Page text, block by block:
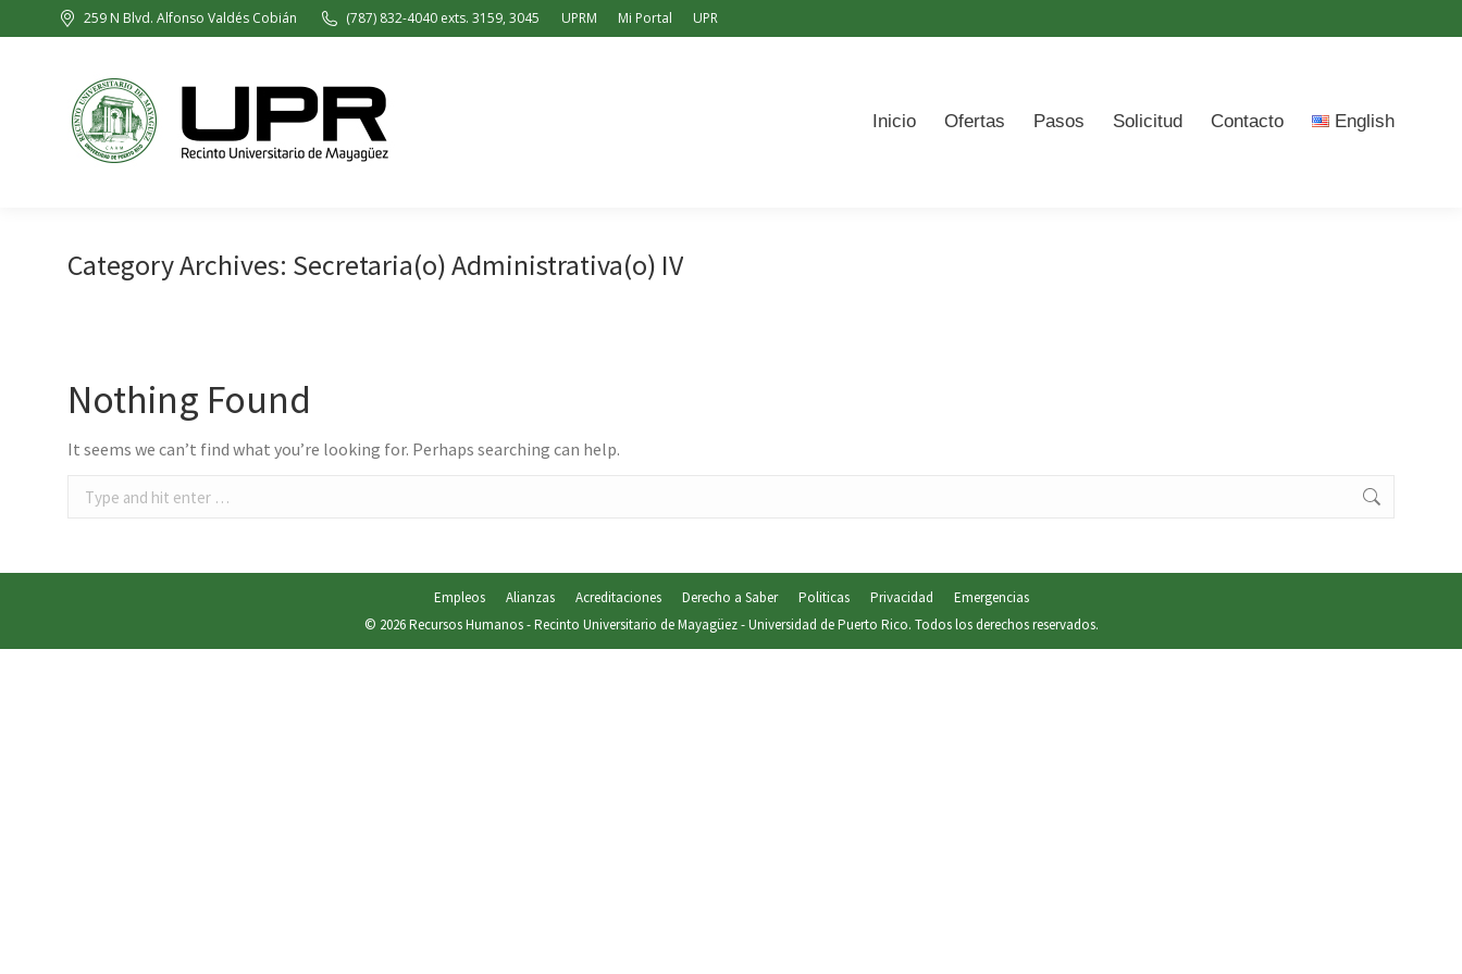
259 N Blvd. Alfonso Valdés Cobián (787) 832-4040 exts. 3159, 3045 UPRM Mi Portal UPR
Inicio Ofertas Pasos Solicitud Contacto English
Category Archives: Secretaria(o) Administrativa(o) IV
Nothing Found
It seems we can’t find what you’re looking for. Perhaps searching can help.
Search:
Empleos Alianzas Acreditaciones Derecho a Saber Politicas Privacidad
Emergencias
© 2026Recursos Humanos-Recinto Universitario de Mayagüez-Universidad de Puerto Rico. Todos los derechos reservados.
Inicio Ofertas Pasos Solicitud